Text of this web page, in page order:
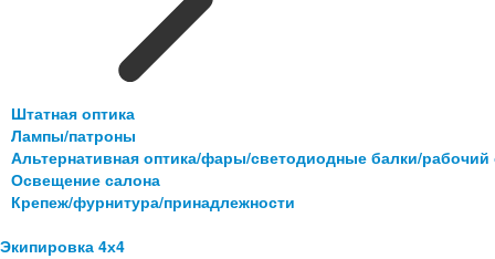
Штатная оптика
Лампы/патроны
Альтернативная оптика/фары/светодиодные балки/рабочий
Освещение салона
Крепеж/фурнитура/принадлежности
Экипировка 4х4